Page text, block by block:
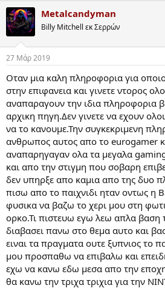
Metalcandyman
Billy Mitchell εκ Σερρών
27 Μάρ 2019
Οταν μια καλη πληροφορια για
στην επιφανεια και γινετε ντορος
αναπαραγουν την ιδια πληροφορια
αρχικη πηγη.Δεν γινετε να εχουν
να το κανουμε.Την συγκεκριμενη
ανθρωπος αυτος απο το eurogamer
αναπαρηγαγαν ολα τα μεγαλα
και απο την στιγμη που σοβαρη
δεν υπηρξε απο καμια απο της δυο
πισω απο το παιχνιδι ηταν οντως η
φυσικα να βαζω το χερι μου στη
ορκο.Τι πιστευω εγω λεω απλα βαση
διαβασει πανω στο θεμα αυτο και
ειναι τα πραγματα ουτε ξυπνιος το
μου προσπαθω να επιβαλω και
εχω να κανω εδω μεσα απο την
θα κανω την τριχα τριχια για την